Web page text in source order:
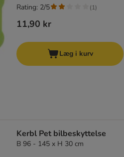
11,90 kr
Rating: 2/5 (1)
Læg i kurv
Kerbl Pet bilbeskyttelse
B 96 - 145 x H 30 cm